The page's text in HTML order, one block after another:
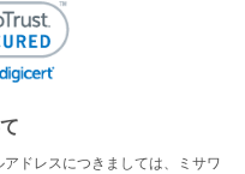
ドレスにつきましては、ミサワ